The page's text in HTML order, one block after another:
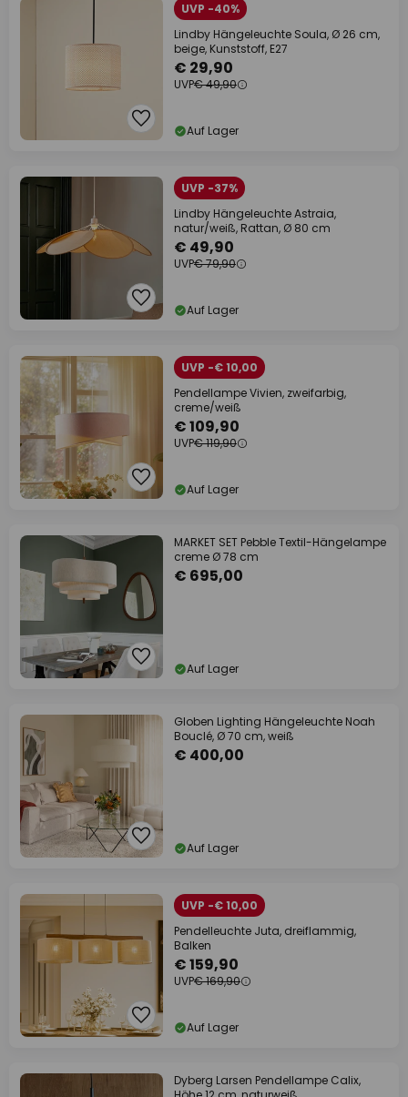
UVP -40%
Lindby Hängeleuchte Soula, Ø 26 cm,
beige, Kunststoff, E27
€ 29,90
UVP€ 49,90
Auf Lager
UVP -37%
Lindby Hängeleuchte Astraia,
natur/weiß, Rattan, Ø 80 cm
€ 49,90
UVP€ 79,90
Auf Lager
UVP -€ 10,00
Pendellampe Vivien, zweifarbig,
creme/weiß
€ 109,90
UVP€ 119,90
Auf Lager
MARKET SET Pebble Textil-Hängelampe
creme Ø 78 cm
€ 695,00
Auf Lager
Globen Lighting Hängeleuchte Noah
Bouclé, Ø 70 cm, weiß
€ 400,00
Auf Lager
UVP -€ 10,00
Pendelleuchte Juta, dreiflammig,
Balken
€ 159,90
UVP€ 169,90
Auf Lager
Dyberg Larsen Pendellampe Calix,